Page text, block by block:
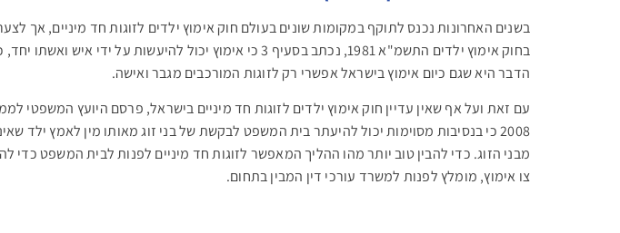
בשנים האחרונות נכנס לתוקף במקומות שונים בעולם חוק אימוץ ילדים לזוגות חד מיניים, אך
בחוק אימוץ ילדים התשמ"א 1981, נכתב בסעיף 3 כי אימוץ יכול להיעשות על ידי איש
הדבר היא שגם כיום אימוץ בישראל אפשרי רק לזוגות המורכבים מגבר ואישה.
עם זאת ועל אף שאין עדיין חוק אימוץ ילדים לזוגות חד מיניים בישראל, פרסם היועץ המשפטי
2008 כי בנסיבות מסוימות יכול להיעתר בית המשפט לבקשת של בני זוג מאותו מין לאמץ ילד
מבני הזוג. כדי להבין טוב יותר מהו ההליך המאפשר לזוגות חד מיניים לפנות לבית המשפט כדי
צו אימוץ, מומלץ לפנות למשרד עורכי דין המבין בתחום.